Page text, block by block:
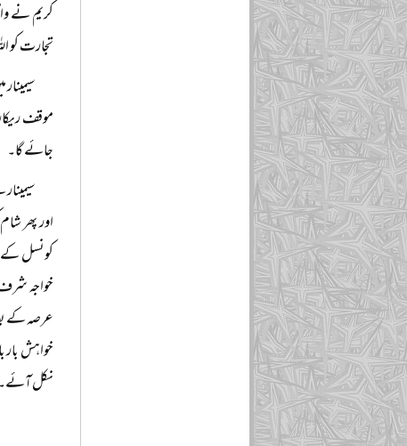
کریم نے
تجارت کو
موقف
جائے گا۔
اور پھر
کونسل کے
خواجہ
عرصہ کے
خواہش بار
نکل آئے۔